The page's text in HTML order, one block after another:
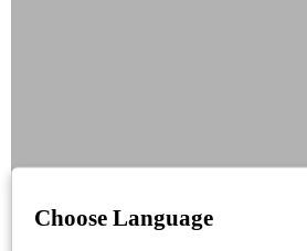
Choose Language